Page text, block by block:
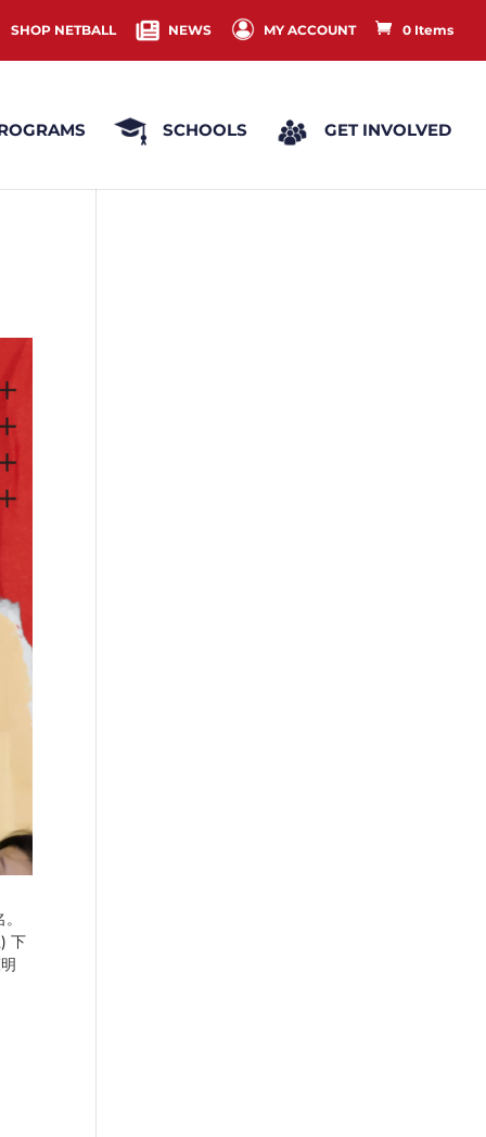
SHOP NETBALL NEWS MY ACCOUNT 0 Items
SCHOOLS GET INVOLVED
下